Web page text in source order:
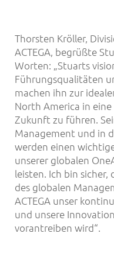
Thorsten Kröller,
ACTEGA, begrüßte
Worten: „Stuarts
Führungsqualitäten
machen ihn zur
North America in
Zukunft zu führen.
Management und in
werden einen
unserer globalen
leisten. Ich bin sicher,
des globalen
ACTEGA unser
und unsere
vorantreiben wird“.